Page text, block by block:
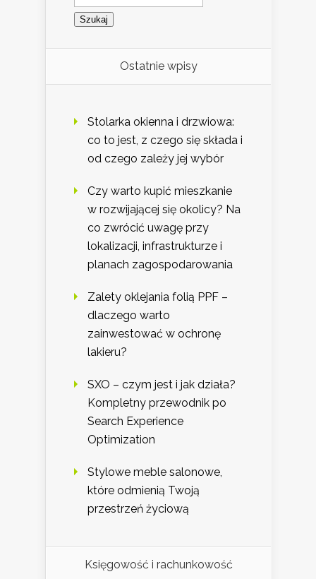
Ostatnie wpisy
Stolarka okienna i drzwiowa:
co to jest, z czego się składa i
od czego zależy jej wybór
Czy warto kupić mieszkanie
w rozwijającej się okolicy? Na
co zwrócić uwagę przy
lokalizacji, infrastrukturze i
planach zagospodarowania
Zalety oklejania folią PPF –
dlaczego warto
zainwestować w ochronę
lakieru?
SXO – czym jest i jak działa?
Kompletny przewodnik po
Search Experience
Optimization
Stylowe meble salonowe,
które odmienią Twoją
przestrzeń życiową
Księgowość i rachunkowość